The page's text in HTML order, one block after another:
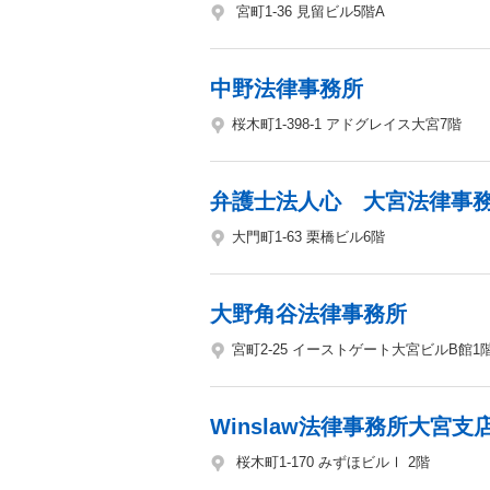
宮町1-36 見留ビル5階A
中野法律事務所
桜木町1-398-1 アドグレイス大宮7階
弁護士法人心 大宮法律事
大門町1-63 栗橋ビル6階
大野角谷法律事務所
宮町2-25 イーストゲート大宮ビルB館1
Winslaw法律事務所大宮支
桜木町1-170 みずほビルⅠ 2階